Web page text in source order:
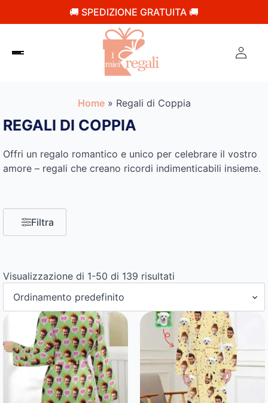
🚚 SPEDIZIONE GRATUITA 🚚
Home » Regali di Coppia
REGALI DI COPPIA
Offri un regalo romantico e unico per celebrare il vostro
amore – regali che creano ricordi indimenticabili insieme.
Filtra
Visualizzazione di 1-50 di 139 risultati